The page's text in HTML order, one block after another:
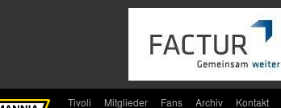
Tivoli
Mitglieder
Fans
Archiv
Kontakt